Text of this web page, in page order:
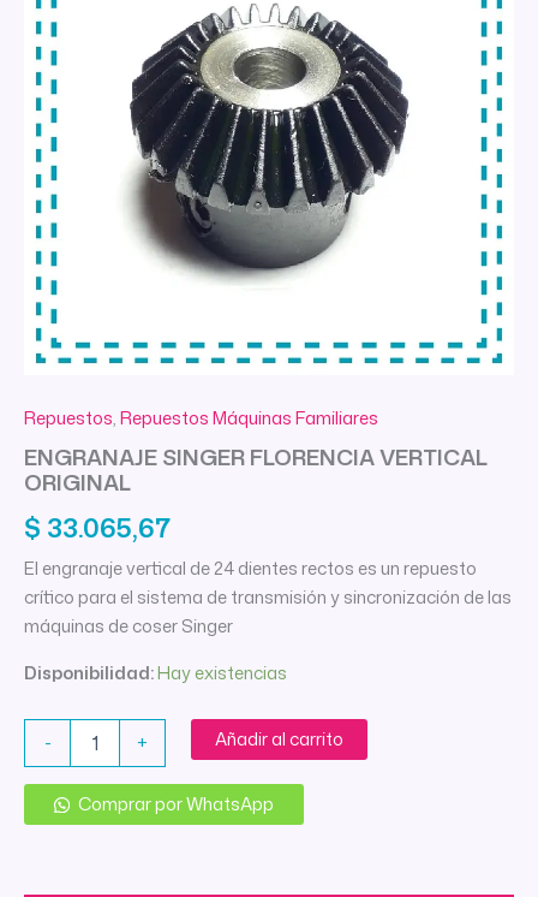
Repuestos,Repuestos Máquinas Familiares
ENGRANAJE SINGER FLORENCIA VERTICAL
ORIGINAL
$ 33.065,67
El engranaje vertical de 24 dientes rectos es un repuesto
crítico para el sistema de transmisión y sincronización de las
máquinas de coser Singer
Disponibilidad:Hay existencias
-
SINGER
VERTICAL
ORIGINAL
+ Añadir al carrito
Comprar por WhatsApp